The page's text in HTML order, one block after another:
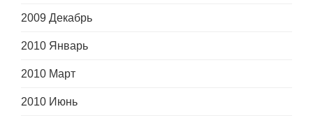
2009 Декабрь
2010 Январь
2010 Март
2010 Июнь